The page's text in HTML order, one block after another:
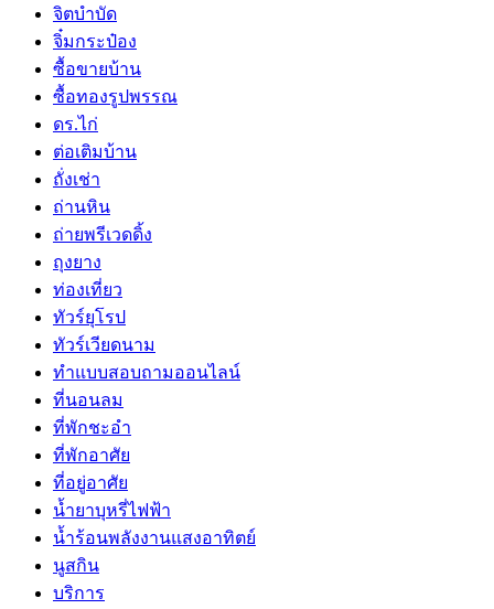
จิตบำบัด
จิ๋มกระป๋อง
ซื้อขายบ้าน
ซื้อทองรูปพรรณ
ดร.ไก่
ต่อเติมบ้าน
ถั่งเช่า
ถ่านหิน
ถ่ายพรีเวดดิ้ง
ถุงยาง
ท่องเที่ยว
ทัวร์ยุโรป
ทัวร์เวียดนาม
ทำแบบสอบถามออนไลน์
ที่นอนลม
ที่พักชะอำ
ที่พักอาศัย
ที่อยู่อาศัย
น้ำยาบุหรี่ไฟฟ้า
น้ำร้อนพลังงานแสงอาทิตย์
นูสกิน
บริการ